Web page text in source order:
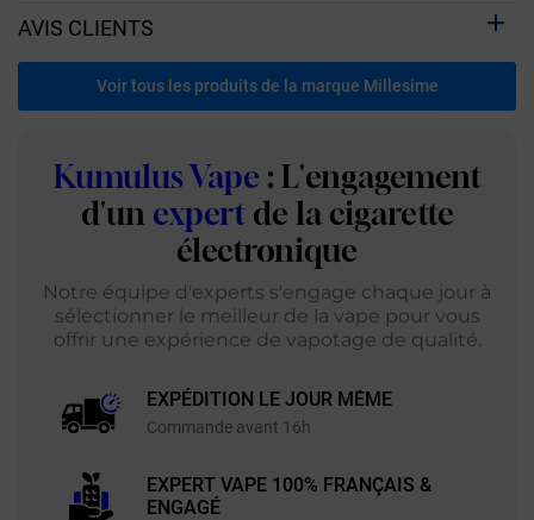
AVIS CLIENTS
Voir tous les produits de la marque Millesime
Kumulus Vape : L'engagement
d'un expert de la cigarette
électronique
Notre équipe d'experts s'engage chaque jour à
sélectionner le meilleur de la vape pour vous
offrir une expérience de vapotage de qualité.
EXPÉDITION LE JOUR MÊME
Commande avant 16h
EXPERT VAPE 100% FRANÇAIS &
ENGAGÉ